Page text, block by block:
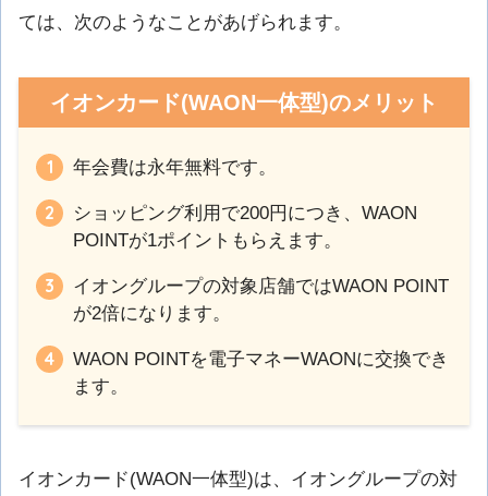
ては、次のようなことがあげられます。
イオンカード(WAON一体型)のメリット
年会費は永年無料です。
ショッピング利用で200円につき、WAON
POINTが1ポイントもらえます。
イオングループの対象店舗ではWAON POINT
が2倍になります。
WAON POINTを電子マネーWAONに交換でき
ます。
イオンカード(WAON一体型)は、イオングループの対